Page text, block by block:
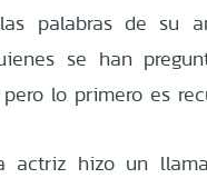
palabras de su
se han
lo primero es
actriz hizo un